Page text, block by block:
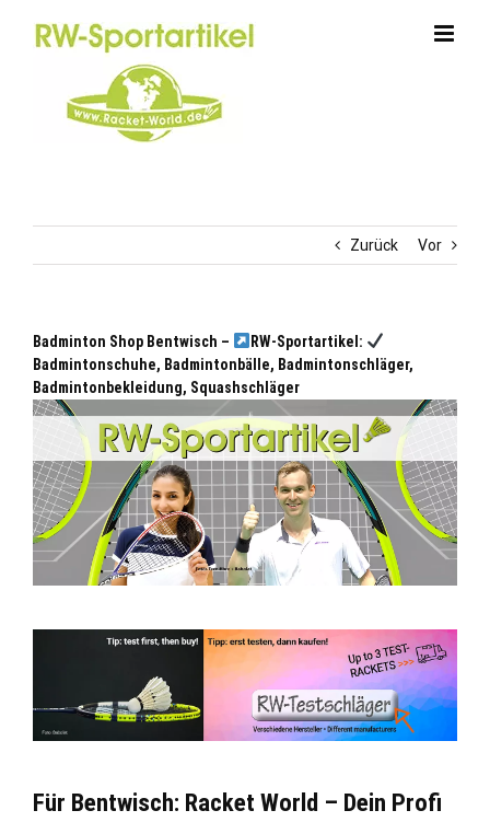
Zurück Vor
Badminton Shop Bentwisch –
RW-Sportartikel:
Badmintonschuhe, Badmintonbälle, Badmintonschläger,
Badmintonbekleidung, Squashschläger
Für Bentwisch: Racket World – Dein Profi